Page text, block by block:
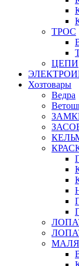
ТРОС
ЦЕПИ
Хозтовары
Ведра